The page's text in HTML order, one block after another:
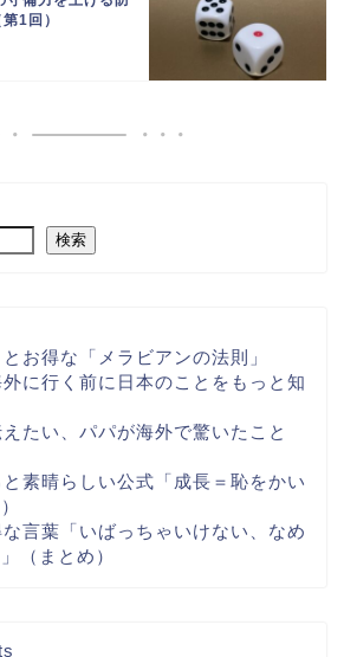
1回）
検索
お得な「メラビアンの法則」
に行く前に日本のことをもっと知
たい、パパが海外で驚いたこと
素晴らしい公式「成長＝恥をかい
言葉「いばっちゃいけない、なめ
（まとめ）